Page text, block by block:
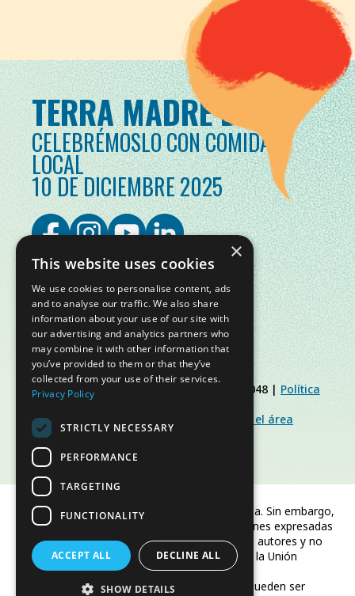
TERRA MADRE DAY
CELEBRÉMOSLO CON COMIDA
LOCAL
10 DE DICIEMBRE 2025
© Slow Food Foundation | C.F. 91019770048 | Política
de Privacidad
Slow Food Foundation
Directrices para el área
restringida
Financiado por la Unión Europea. Sin embargo,
los puntos de vista y las opiniones expresadas
son únicamente los del autor o autores y no
reflejan necesariamente los de la Unión
Europea o CINEA.
Ni la Unión Europea ni CINEA pueden ser
×
This website uses cookies
We use cookies to personalise content, ads
and to analyse our traffic. We also share
information about your use of our site with
our advertising and analytics partners who
may combine it with other information that
you’ve provided to them or that they’ve
collected from your use of their services.
Privacy Policy
STRICTLY NECESSARY
PERFORMANCE
TARGETING
FUNCTIONALITY
ACCEPT ALL DECLINE ALL
SHOW DETAILS